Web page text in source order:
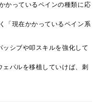
かっているペインの種類に応
「現在かかっているペイン系
シブや叩スキルを強化して
パルを移植していけば、刺